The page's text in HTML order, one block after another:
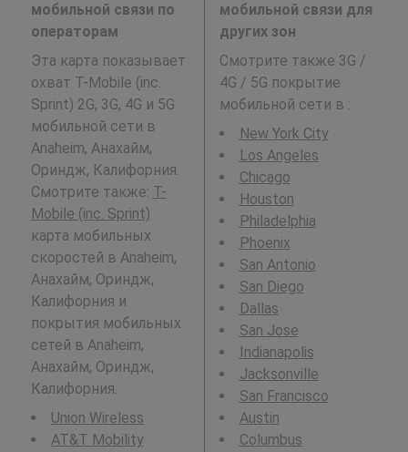
мобильной связи по
операторам
Эта карта показывает
охват T-Mobile (inc.
Sprint) 2G, 3G, 4G и 5G
мобильной сети в
Anaheim, Анахайм,
Ориндж, Калифорния.
Смотрите также: T-
Mobile (inc. Sprint)
карта мобильных
скоростей в Anaheim,
Анахайм, Ориндж,
Калифорния и
покрытия мобильных
сетей в Anaheim,
Анахайм, Ориндж,
Калифорния.
Union Wireless
AT&T Mobility
мобильной связи для
других зон
Смотрите также 3G /
4G / 5G покрытие
мобильной сети в :
New York City
Los Angeles
Chicago
Houston
Philadelphia
Phoenix
San Antonio
San Diego
Dallas
San Jose
Indianapolis
Jacksonville
San Francisco
Austin
Columbus